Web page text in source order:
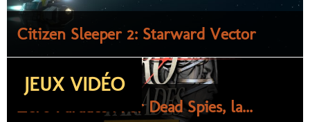
Citizen Sleeper 2: Starward Vector
JEUX VIDÉO
Zero Parades : For Dead Spies, la...